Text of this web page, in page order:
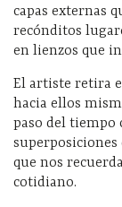
capas externas
recónditos
en lienzos que
El artiste retira
hacia ellos
paso del tiempo
superposiciones
que nos
cotidiano.